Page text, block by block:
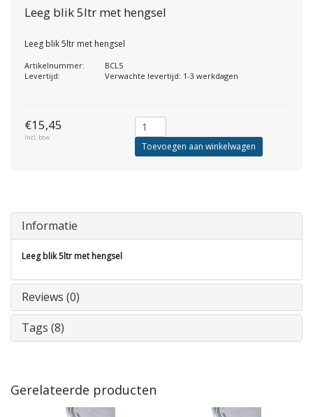
Leeg blik 5ltr met hengsel
Leeg blik 5ltr met hengsel
Artikelnummer:
BCL5
Levertijd:
Verwachte levertijd: 1-3 werkdagen
€15,45
Incl. btw
Toevoegen aan winkelwagen
Informatie
Leeg blik 5ltr met hengsel
Reviews (0)
Tags (8)
Gerelateerde producten